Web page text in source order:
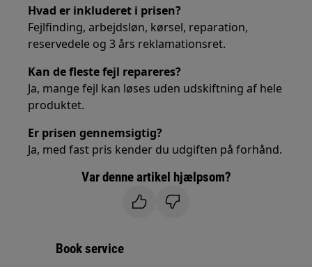
Hvad er inkluderet i prisen?
Fejlfinding, arbejdsløn, kørsel, reparation,
reservedele og 3 års reklamationsret.
Kan de fleste fejl repareres?
Ja, mange fejl kan løses uden udskiftning af hele
produktet.
Er prisen gennemsigtig?
Ja, med fast pris kender du udgiften på forhånd.
Var denne artikel hjælpsom?
Book service